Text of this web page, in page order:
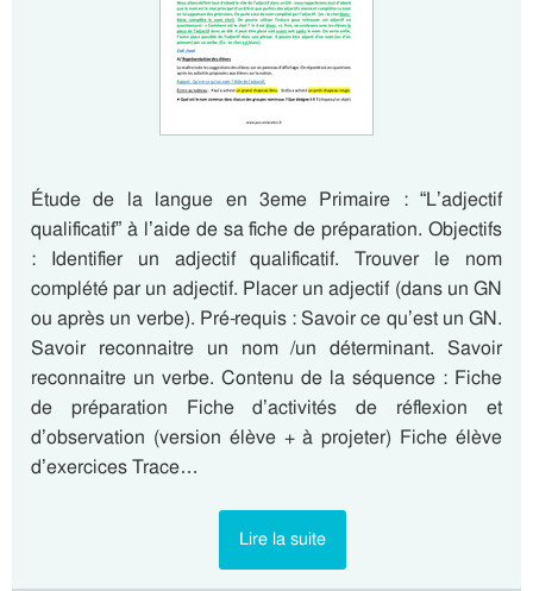
Étude de la langue en 3eme Primaire : “L’adjectif
qualificatif” à l’aide de sa fiche de préparation. Objectifs
: Identifier un adjectif qualificatif. Trouver le nom
complété par un adjectif. Placer un adjectif (dans un GN
ou après un verbe). Pré-requis : Savoir ce qu’est un GN.
Savoir reconnaitre un nom /un déterminant. Savoir
reconnaitre un verbe. Contenu de la séquence : Fiche
de préparation Fiche d’activités de réflexion et
d’observation (version élève + à projeter) Fiche élève
d’exercices Trace…
Lire la suite